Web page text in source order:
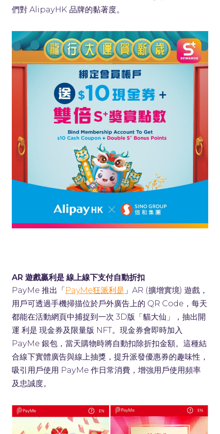
們對 AlipayHK 品牌的黏著度。
AR 遊戲贏利是 線上線下支付自動折扣
PayMe 推出「PayMe狂派利是 」AR (擴增實境) 遊戲，
用戶可透過手機掃描位於戶外廣告上的 QR Code，每天
都能在活動網頁中捕捉到一次 3D版「貓大仙」，抽出開
運 利是 現金券及限量版 NFT。現金券會即時加入
PayMe 銀包，當天購物時將自動扣除折扣金額。這種結
合線下實體廣告與線上抽獎，提升派發優惠券的趣味性，
吸引用戶使用 PayMe 作日常消費，增強用戶使用頻率
及忠誠度。